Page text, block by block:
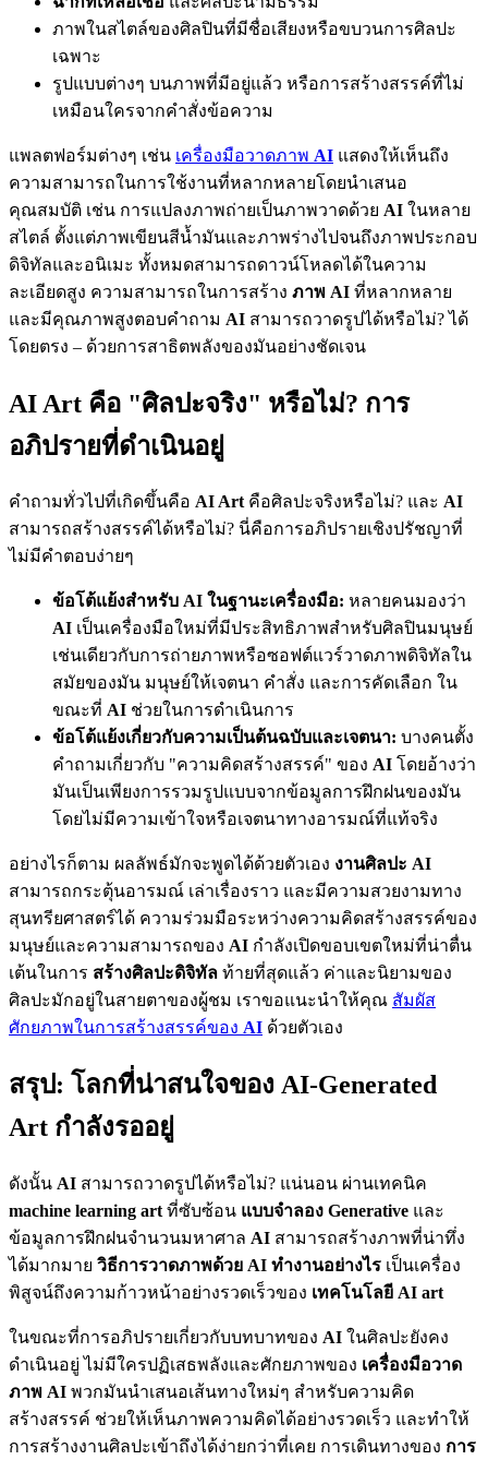
ภาพในสไตล์ของศิลปินที่มีชื่อเสียงหรือขบวนการศิลปะ
เฉพาะ
รูปแบบต่างๆ บนภาพที่มีอยู่แล้ว หรือการสร้างสรรค์ที่ไม่
เหมือนใครจากคำสั่งข้อความ
แพลตฟอร์มต่างๆ เช่น เครื่องมือวาดภาพ AI แสดงให้เห็นถึง
ความสามารถในการใช้งานที่หลากหลายโดยนำเสนอ
คุณสมบัติ เช่น การแปลงภาพถ่ายเป็นภาพวาดด้วย AI ในหลาย
สไตล์ ตั้งแต่ภาพเขียนสีน้ำมันและภาพร่างไปจนถึงภาพประกอบ
ดิจิทัลและอนิเมะ ทั้งหมดสามารถดาวน์โหลดได้ในความ
ละเอียดสูง ความสามารถในการสร้าง ภาพ AI ที่หลากหลาย
และมีคุณภาพสูงตอบคำถาม AI สามารถวาดรูปได้หรือไม่? ได้
โดยตรง – ด้วยการสาธิตพลังของมันอย่างชัดเจน
AI Art คือ "ศิลปะจริง" หรือไม่? การ
อภิปรายที่ดำเนินอยู่
คำถามทั่วไปที่เกิดขึ้นคือ AI Artคือศิลปะจริงหรือไม่? และ AI
สามารถสร้างสรรค์ได้หรือไม่? นี่คือการอภิปรายเชิงปรัชญาที่
ไม่มีคำตอบง่ายๆ
ข้อโต้แย้งสำหรับ AI ในฐานะเครื่องมือ: หลายคนมองว่า
AI เป็นเครื่องมือใหม่ที่มีประสิทธิภาพสำหรับศิลปินมนุษย์
เช่นเดียวกับการถ่ายภาพหรือซอฟต์แวร์วาดภาพดิจิทัลใน
สมัยของมัน มนุษย์ให้เจตนา คำสั่ง และการคัดเลือก ใน
ขณะที่ AI ช่วยในการดำเนินการ
ข้อโต้แย้งเกี่ยวกับความเป็นต้นฉบับและเจตนา: บางคนตั้ง
คำถามเกี่ยวกับ "ความคิดสร้างสรรค์" ของ AI โดยอ้างว่า
มันเป็นเพียงการรวมรูปแบบจากข้อมูลการฝึกฝนของมัน
โดยไม่มีความเข้าใจหรือเจตนาทางอารมณ์ที่แท้จริง
อย่างไรก็ตาม ผลลัพธ์มักจะพูดได้ด้วยตัวเอง งานศิลปะ AI
สามารถกระตุ้นอารมณ์ เล่าเรื่องราว และมีความสวยงามทาง
สุนทรียศาสตร์ได้ ความร่วมมือระหว่างความคิดสร้างสรรค์ของ
มนุษย์และความสามารถของ AI กำลังเปิดขอบเขตใหม่ที่น่าตื่น
เต้นในการ สร้างศิลปะดิจิทัล ท้ายที่สุดแล้ว ค่าและนิยามของ
ศิลปะมักอยู่ในสายตาของผู้ชม เราขอแนะนำให้คุณ สัมผัส
ศักยภาพในการสร้างสรรค์ของ AI ด้วยตัวเอง
สรุป: โลกที่น่าสนใจของ AI-Generated
Art กำลังรออยู่
ดังนั้น AI สามารถวาดรูปได้หรือไม่? แน่นอน ผ่านเทคนิค
machine learning art ที่ซับซ้อน แบบจำลอง Generative และ
ข้อมูลการฝึกฝนจำนวนมหาศาล AI สามารถสร้างภาพที่น่าทึ่ง
ได้มากมาย วิธีการวาดภาพด้วย AI ทำงานอย่างไร เป็นเครื่อง
พิสูจน์ถึงความก้าวหน้าอย่างรวดเร็วของ เทคโนโลยี AI art
ในขณะที่การอภิปรายเกี่ยวกับบทบาทของ AI ในศิลปะยังคง
ดำเนินอยู่ ไม่มีใครปฏิเสธพลังและศักยภาพของ เครื่องมือวาด
ภาพ AI พวกมันนำเสนอเส้นทางใหม่ๆ สำหรับความคิด
สร้างสรรค์ ช่วยให้เห็นภาพความคิดได้อย่างรวดเร็ว และทำให้
การสร้างงานศิลปะเข้าถึงได้ง่ายกว่าที่เคย การเดินทางของ การ